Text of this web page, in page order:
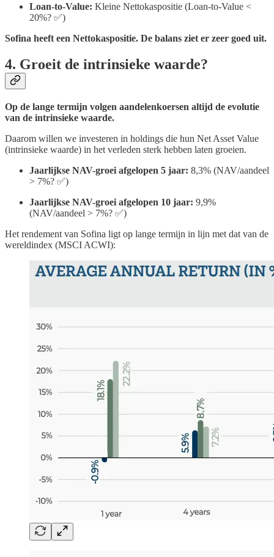
Loan-to-Value: Kleine Nettokaspositie (Loan-to-Value <
20%? ✅)
Sofina heeft een Nettokaspositie. De balans ziet er zeer goed uit.
4. Groeit de intrinsieke waarde?
Op de lange termijn volgen aandelenkoersen altijd de evolutie
van de intrinsieke waarde.
Daarom willen we investeren in holdings die hun Net Asset Value
(intrinsieke waarde) in het verleden sterk hebben laten groeien.
Jaarlijkse NAV-groei afgelopen 5 jaar: 8,3% (NAV/aandeel
> 7%? ✅)
Jaarlijkse NAV-groei afgelopen 10 jaar: 9,9%
(NAV/aandeel > 7%? ✅)
Het rendement van Sofina ligt op lange termijn in lijn met dat van de
wereldindex (MSCI ACWI):